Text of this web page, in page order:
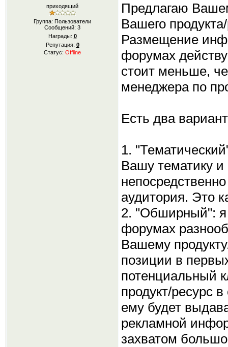
приходящий
Группа: Пользователи
Сообщений: 3
Награды: 0
Репутация: 0
Статус: Offline
Предлагаю
Вашего
Размещение
форумах
стоит меньше,
менеджера по
Есть два
1.
Вашу тематику
аудитория. Это
2. "Обширный":
форумах
Вашему
позиции в
потенциальный
продукт/ресурс
ему будет
рекламной
захватом